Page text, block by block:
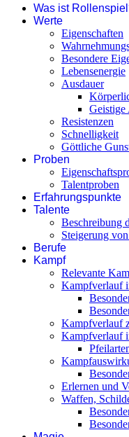
Was ist
Werte
Eigenschaften
Besondere
Lebensenergie
Ausdauer
Geistige
Resistenzen
Schnelligkeit
Göttliche
Proben
Talentproben
Erfahrungspunkte
Talente
Beschreibung
Steigerung
Berufe
Kampf
Relevante
Kampfverlauf
Kampfverlauf
Kampfverlauf
Erlernen und
Waffen,